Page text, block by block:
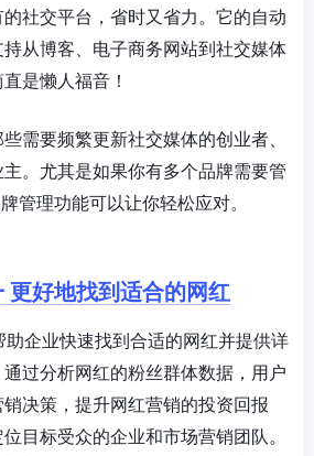
社交平台，省时又省力。它的自动
从博客、电子商务网站到社交媒体
是懒人福音！
需要频繁更新社交媒体的创业者、
。尤其是如果你有多个品牌需要管
管理功能可以让你轻松应对。
更好地找到适合的网红
企业快速找到合适的网红并提供详
过分析网红的粉丝群体数据，用户
决策，提升网红营销的投资回报
目标受众的企业和市场营销团队。